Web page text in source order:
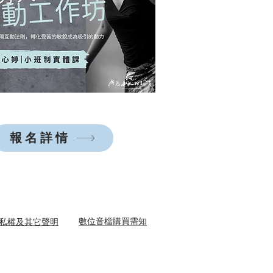
報名詳情
權及其它聲明 ​數位音檔購買需知